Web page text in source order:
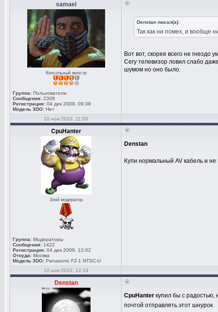
samael
Консольный монстр
Группа: Пользователи
Сообщения: 2308
Регистрация: 04 дек 2009, 09:38
Модель 3DO: Нет
Denstan писал(а):
Так как ни помех, и вообще
Вот вот, скорее всего не
Сегу телевизор ловил слабо
шумом но оно было.
10 ноя 2010, 11:03
CpuHanter
Злой модератор
Группа: Модераторы
Сообщения: 1422
Регистрация: 04 дек 2009, 12:02
Откуда: Москва
Модель 3DO: Panasonic FZ-1 NTSC-U
Denstan
Купи нормальный AV кабель и
10 ноя 2010, 12:24
Denstan
CpuHanter купил бы с радостью,
почтой отправлять этот шнурок